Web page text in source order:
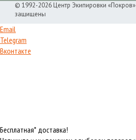
© 1992-2026 Центр Экипировки
защищены
Email
Telegram
Вконтакте
Бесплатная* доставка!